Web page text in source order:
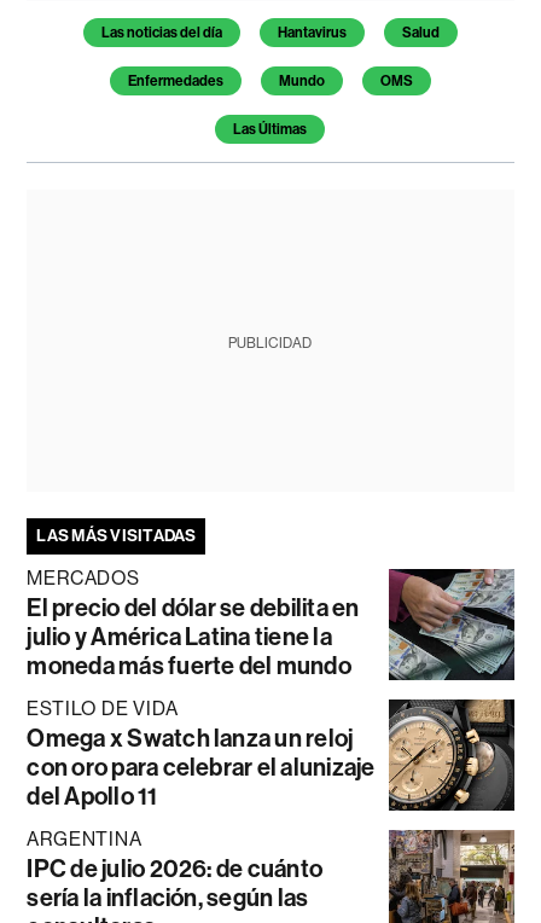
Temas de este artículo
Las noticias del día Hantavirus Salud
Enfermedades Mundo OMS
Las Últimas
PUBLICIDAD
LAS MÁS VISITADAS
MERCADOS
El precio del dólar se debilita en
julio y América Latina tiene la
moneda más fuerte del mundo
ESTILO DE VIDA
Omega x Swatch lanza un reloj
con oro para celebrar el alunizaje
del Apollo 11
ARGENTINA
IPC de julio 2026: de cuánto
sería la inflación, según las